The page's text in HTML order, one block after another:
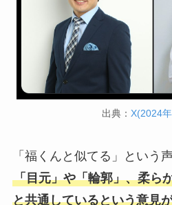
出典： X(2024年
「福くんと似てる」という
「目元」や「輪郭」、柔ら
と共通しているという意見